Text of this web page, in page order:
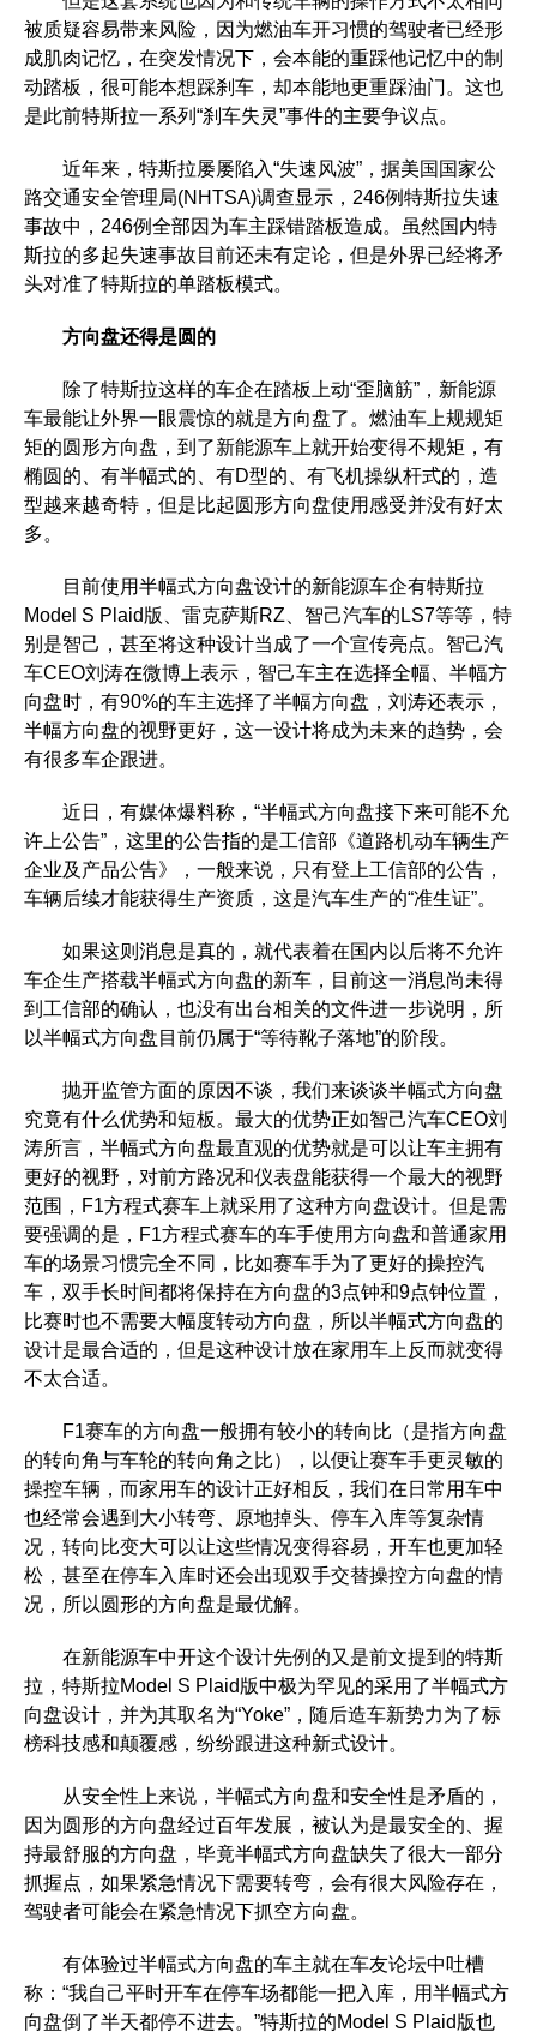
被质疑容易带来风险，因为燃油车开习惯的驾驶者已经形
成肌肉记忆，在突发情况下，会本能的重踩他记忆中的制
动踏板，很可能本想踩刹车，却本能地更重踩油门。这也
是此前特斯拉一系列“刹车失灵”事件的主要争议点。
近年来，特斯拉屡屡陷入“失速风波”，据美国国家公
路交通安全管理局(NHTSA)调查显示，246例特斯拉失速
事故中，246例全部因为车主踩错踏板造成。虽然国内特
斯拉的多起失速事故目前还未有定论，但是外界已经将矛
头对准了特斯拉的单踏板模式。
方向盘还得是圆的
除了特斯拉这样的车企在踏板上动“歪脑筋”，新能源
车最能让外界一眼震惊的就是方向盘了。燃油车上规规矩
矩的圆形方向盘，到了新能源车上就开始变得不规矩，有
椭圆的、有半幅式的、有D型的、有飞机操纵杆式的，造
型越来越奇特，但是比起圆形方向盘使用感受并没有好太
多。
目前使用半幅式方向盘设计的新能源车企有特斯拉
Model S Plaid版、雷克萨斯RZ、智己汽车的LS7等等，特
别是智己，甚至将这种设计当成了一个宣传亮点。智己汽
车CEO刘涛在微博上表示，智己车主在选择全幅、半幅方
向盘时，有90%的车主选择了半幅方向盘，刘涛还表示，
半幅方向盘的视野更好，这一设计将成为未来的趋势，会
有很多车企跟进。
近日，有媒体爆料称，“半幅式方向盘接下来可能不允
许上公告”，这里的公告指的是工信部《道路机动车辆生产
企业及产品公告》，一般来说，只有登上工信部的公告，
车辆后续才能获得生产资质，这是汽车生产的“准生证”。
如果这则消息是真的，就代表着在国内以后将不允许
车企生产搭载半幅式方向盘的新车，目前这一消息尚未得
到工信部的确认，也没有出台相关的文件进一步说明，所
以半幅式方向盘目前仍属于“等待靴子落地”的阶段。
抛开监管方面的原因不谈，我们来谈谈半幅式方向盘
究竟有什么优势和短板。最大的优势正如智己汽车CEO刘
涛所言，半幅式方向盘最直观的优势就是可以让车主拥有
更好的视野，对前方路况和仪表盘能获得一个最大的视野
范围，F1方程式赛车上就采用了这种方向盘设计。但是需
要强调的是，F1方程式赛车的车手使用方向盘和普通家用
车的场景习惯完全不同，比如赛车手为了更好的操控汽
车，双手长时间都将保持在方向盘的3点钟和9点钟位置，
比赛时也不需要大幅度转动方向盘，所以半幅式方向盘的
设计是最合适的，但是这种设计放在家用车上反而就变得
不太合适。
F1赛车的方向盘一般拥有较小的转向比（是指方向盘
的转向角与车轮的转向角之比），以便让赛车手更灵敏的
操控车辆，而家用车的设计正好相反，我们在日常用车中
也经常会遇到大小转弯、原地掉头、停车入库等复杂情
况，转向比变大可以让这些情况变得容易，开车也更加轻
松，甚至在停车入库时还会出现双手交替操控方向盘的情
况，所以圆形的方向盘是最优解。
在新能源车中开这个设计先例的又是前文提到的特斯
拉，特斯拉Model S Plaid版中极为罕见的采用了半幅式方
向盘设计，并为其取名为“Yoke”，随后造车新势力为了标
榜科技感和颠覆感，纷纷跟进这种新式设计。
从安全性上来说，半幅式方向盘和安全性是矛盾的，
因为圆形的方向盘经过百年发展，被认为是最安全的、握
持最舒服的方向盘，毕竟半幅式方向盘缺失了很大一部分
抓握点，如果紧急情况下需要转弯，会有很大风险存在，
驾驶者可能会在紧急情况下抓空方向盘。
有体验过半幅式方向盘的车主就在车友论坛中吐槽
称：“我自己平时开车在停车场都能一把入库，用半幅式方
向盘倒了半天都停不进去。”特斯拉的Model S Plaid版也